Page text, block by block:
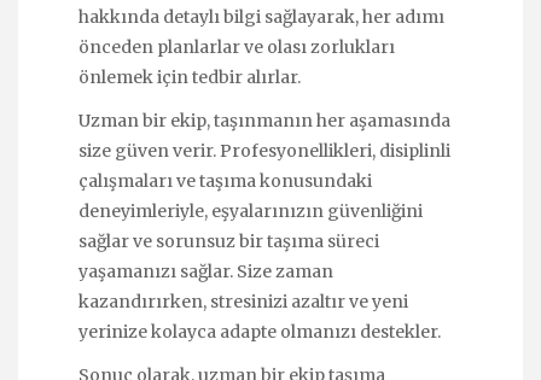
hakkında detaylı bilgi sağlayarak, her adımı
önceden planlarlar ve olası zorlukları
önlemek için tedbir alırlar.
Uzman bir ekip, taşınmanın her aşamasında
size güven verir. Profesyonellikleri, disiplinli
çalışmaları ve taşıma konusundaki
deneyimleriyle, eşyalarınızın güvenliğini
sağlar ve sorunsuz bir taşıma süreci
yaşamanızı sağlar. Size zaman
kazandırırken, stresinizi azaltır ve yeni
yerinize kolayca adapte olmanızı destekler.